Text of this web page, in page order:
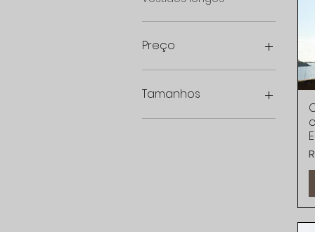
Preço
R$ 835 R$ 8.803
Tamanhos
36